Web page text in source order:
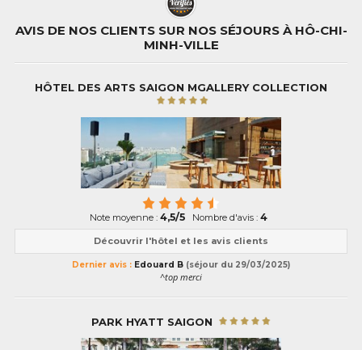
AVIS DE NOS CLIENTS SUR NOS SÉJOURS À HÔ-CHI-
MINH-VILLE
HÔTEL DES ARTS SAIGON MGALLERY COLLECTION
Note moyenne : 4,5/5 Nombre d'avis : 4
Découvrir l'hôtel et les avis clients
Dernier avis : Edouard B (séjour du 29/03/2025)
^top merci
PARK HYATT SAIGON